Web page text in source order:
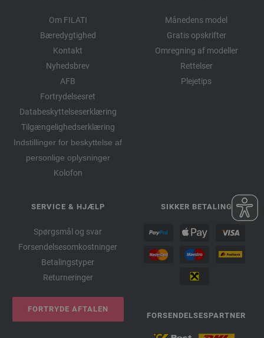
Om FILATI
Bæredygtighed
Kontakt
Nyhedsbrev
AFB
Fortrydelsesret
Databeskyttelseserklæring
Tilgængelighedserklæring
Indstillinger for beskyttelse af
personlige oplysninger
Kolofon
Månedens model
Gratis opskrifter
Omregning af modeller
Rettelser
Plejetips
SERVICE & HJÆLP
Spørgsmål og svar
Forsendelsesomkostninger
Betalingstyper
Returneringer
FORTRYDE AFTALEN
SIKKER BETALING
FORSENDELSESPARTNER